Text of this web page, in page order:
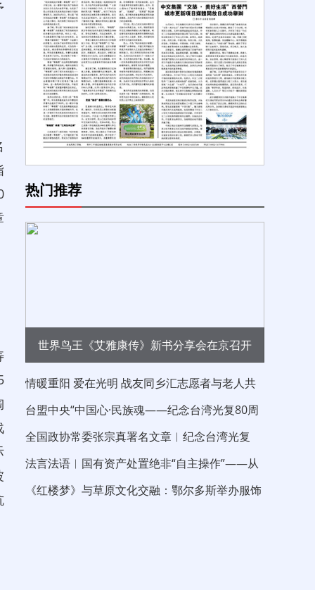
热门推荐
世界鸟王《艾雅康传》新书分享会在京召开
情暖重阳 爱在光明 战友同乡汇志愿者与老人共
度重阳节
台盟中央“中国心·民族魂——纪念台湾光复80周
年”大江论坛在京举行 中国晨报社长兼
全国政协常委张宗真署名文章︱纪念台湾光复
80 周年 以伟大的抗战精神“反独促统”
法言法语︱国有资产处置绝非“自主操作”——从
信达新疆分公司债权拍卖看处置边界
《红楼梦》与草原文化交融：鄂尔多斯举办服饰